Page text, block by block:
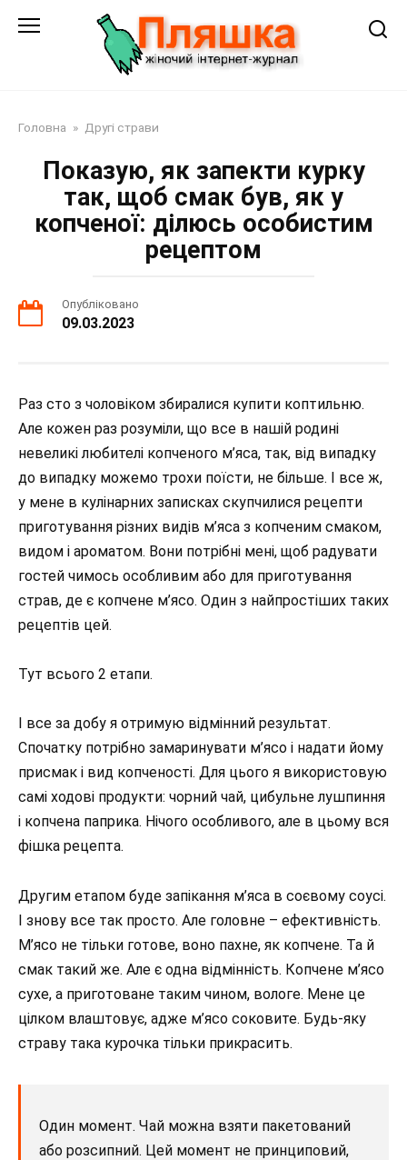
Головна » Другі страви
Показую, як запекти курку
так, щоб смак був, як у
копченої: ділюсь особистим
рецептом
Опубліковано
09.03.2023
Раз сто з чоловіком збиралися купити коптильню.
Але кожен раз розуміли, що все в нашій родині
невеликі любителі копченого м’яса, так, від випадку
до випадку можемо трохи поїсти, не більше. І все ж,
у мене в кулінарних записках скупчилися рецепти
приготування різних видів м’яса з копченим смаком,
видом і ароматом. Вони потрібні мені, щоб радувати
гостей чимось особливим або для приготування
страв, де є копчене м’ясо. Один з найпростіших таких
рецептів цей.
Тут всього 2 етапи.
І все за добу я отримую відмінний результат.
Спочатку потрібно замаринувати м’ясо і надати йому
присмак і вид копченості. Для цього я використовую
самі ходові продукти: чорний чай, цибульне лушпиння
і копчена паприка. Нічого особливого, але в цьому вся
фішка рецепта.
Другим етапом буде запікання м’яса в соєвому соусі.
І знову все так просто. Але головне – ефективність.
М’ясо не тільки готове, воно пахне, як копчене. Та й
смак такий же. Але є одна відмінність. Копчене м’ясо
сухе, а приготоване таким чином, вологе. Мене це
цілком влаштовує, адже м’ясо соковите. Будь-яку
страву така курочка тільки прикрасить.
Один момент. Чай можна взяти пакетований
або розсипний. Цей момент не принциповий,